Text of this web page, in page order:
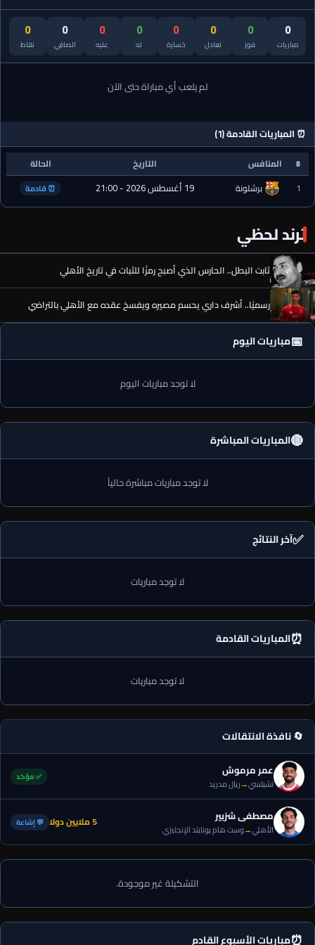
0
مباريات
0
فوز
0
تعادل
0
خسارة
0
له
0
عليه
0
الصافي
0
نقاط
لم يلعب أي مباراة حتى الآن
⏰ المباريات القادمة (1)
# المنافس التاريخ
الحالة
1
برشلونة 19 أغسطس 2026 - 21:00 ⏰ قادمة
ترند لحظي
ثابت البطل.. الحارس الذي أصبح رمزًا للثبات في تاريخ الأهلي
رسميًا.. أشرف داري يحسم مصيره ويفسخ عقده مع الأهلي بالتراضي
📅مباريات اليوم
لا توجد مباريات اليوم
🔴المباريات المباشرة
لا توجد مباريات مباشرة حالياً
✅آخر النتائج
لا توجد مباريات
⏰المباريات القادمة
لا توجد مباريات
🔄 نافذة الانتقالات
عمر مرموش
تشيلسي→ريال مدريد
✅ مؤكد
مصطفى شزبير
الأهلي→وست هام يونايتد الإنجليزي 5 ملايين دولا 💬 إشاعة
التشكيلة غير موجودة.
مباريات الأسبوع القادم